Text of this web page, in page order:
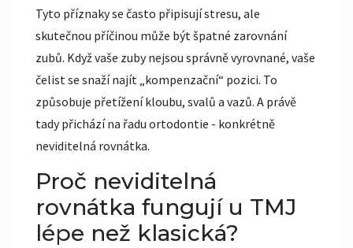
Tyto příznaky se často připisují stresu, ale
skutečnou příčinou může být špatné zarovnání
zubů. Když vaše zuby nejsou správně vyrovnané, vaše
čelist se snaží najít „kompenzační“ pozici. To
způsobuje přetížení kloubu, svalů a vazů. A právě
tady přichází na řadu ortodontie - konkrétně
neviditelná rovnátka.
Proč neviditelná
rovnátka fungují u TMJ
lépe než klasická?